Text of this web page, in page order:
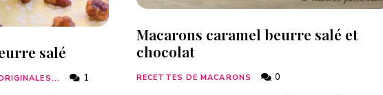
salé
1
Macarons caramel beurre salé et
chocolat
RECETTES DE MACARONS 0